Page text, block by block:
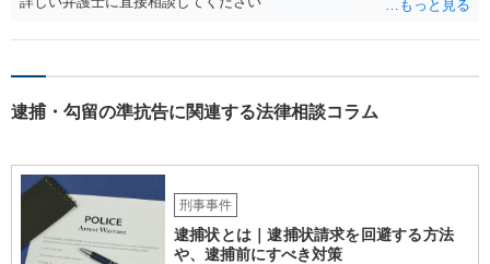
逮捕・勾留の準抗告に関連する法律相談コラム
刑事事件
逮捕状とは｜逮捕状請求を回避する方法
や、逮捕前にすべき対策